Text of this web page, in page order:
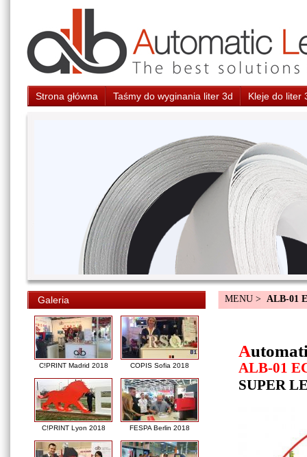
Strona główna Taśmy do wyginania liter 3d Kleje do liter
Galeria
C!PRINT Madrid 2018 COPIS Sofia 2018
C!PRINT Lyon 2018 FESPA Berlin 2018
MENU > ALB-01
A
ALB-01
SUPER